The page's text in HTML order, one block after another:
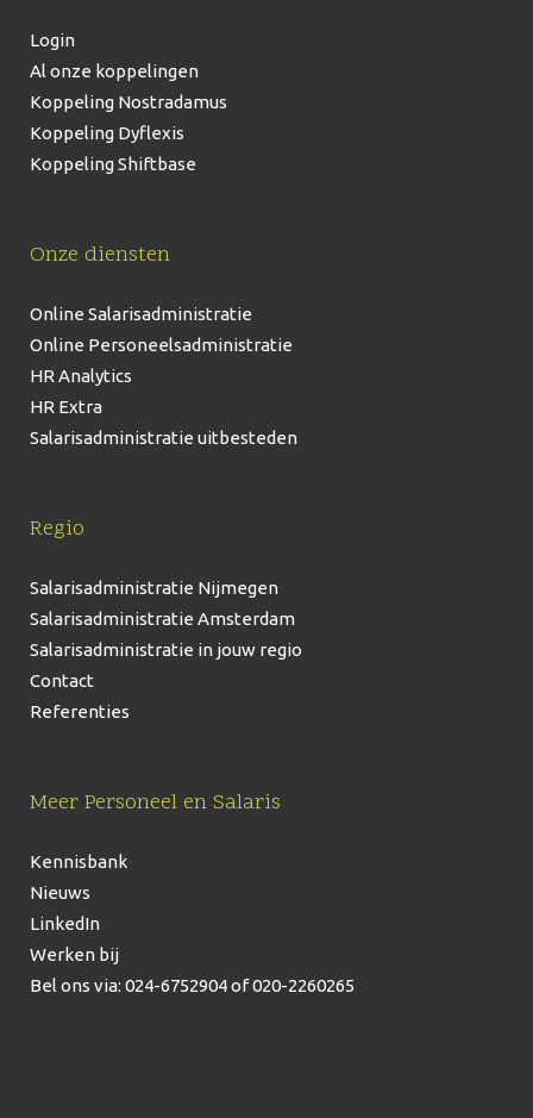
Login
Al onze koppelingen
Koppeling Nostradamus
Koppeling Dyflexis
Koppeling Shiftbase
Onze diensten
Online Salarisadministratie
Online Personeelsadministratie
HR Analytics
HR Extra
Salarisadministratie uitbesteden
Regio
Salarisadministratie Nijmegen
Salarisadministratie Amsterdam
Salarisadministratie in jouw regio
Contact
Referenties
Meer Personeel en Salaris
Kennisbank
Nieuws
LinkedIn
Werken bij
Bel ons via: 024-6752904of 020-2260265